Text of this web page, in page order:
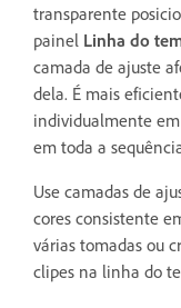
transparente
painel Linha do
camada de ajuste
dela. É mais
individualmente
em toda a
Use camadas de
cores consistente
várias tomadas ou
clipes na linha do